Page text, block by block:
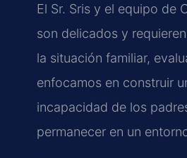
El Sr. Sris y el equipo de
son delicados y
la situación familiar,
enfocamos en construir
incapacidad de los
permanecer en un